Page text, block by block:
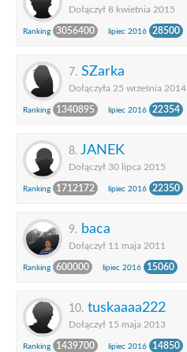
Dołączył 8 kwietnia 2015
Ranking 3056400 lipiec 2016 28500
7. SZarka
Dołączyła 25 września 2014
Ranking 1340895 lipiec 2016 22354
8. JANEK
Dołączył 30 lipca 2015
Ranking 1712172 lipiec 2016 22350
9. baca
Dołączył 11 maja 2011
Ranking 600000 lipiec 2016 15060
10. tuskaaaa222
Dołączył 15 maja 2013
Ranking 1439700 lipiec 2016 14850